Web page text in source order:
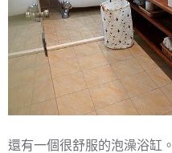
還有一個很舒服的泡澡浴缸。